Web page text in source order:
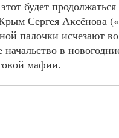
будет
Сергея Аксёнова
палочки исчезают
в
мафии.